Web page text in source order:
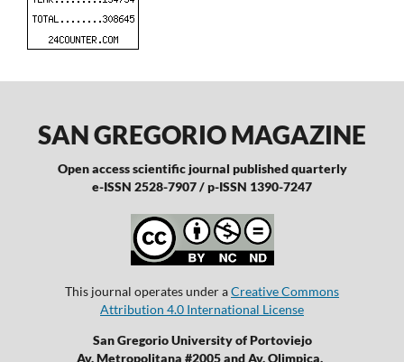
SAN GREGORIO MAGAZINE
Open access scientific journal published quarterly
e-ISSN 2528-7907 / p-ISSN 1390-7247
This journal operates under aCreative Commons
Attribution 4.0 International License
San Gregorio University of Portoviejo
Av. Metropolitana #2005 and Av. Olimpica.